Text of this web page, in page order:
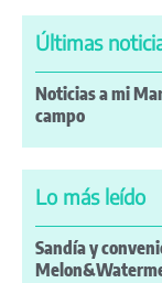
Últimas
Noticias a mi
campo
Lo más leído
Sandía y